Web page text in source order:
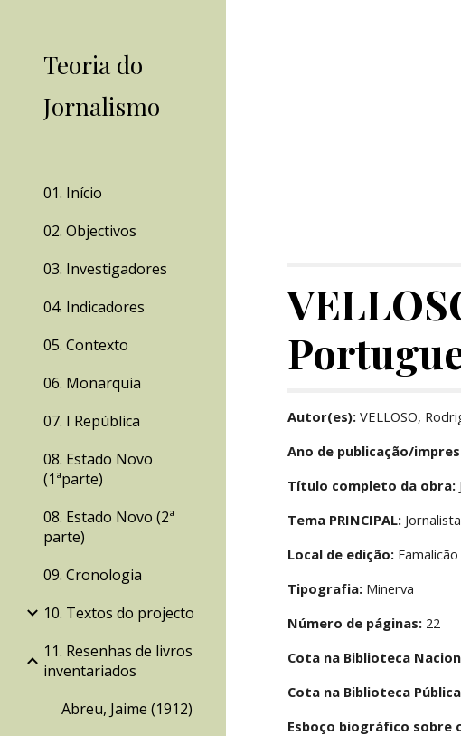
Teoria do
Jornalismo
01. Início
02. Objectivos
03. Investigadores
04. Indicadores
05. Contexto
06. Monarquia
07. I República
08. Estado Novo
(1ªparte)
08. Estado Novo (2ª
parte)
09. Cronologia
10. Textos do projecto
11. Resenhas de livros
inventariados
Abreu, Jaime (1912)
Autor(es): VELLOSO,
Ano de publicação/
Título completo da obra:
Tema PRINCIPAL:
Local de edição: Famalicão
Tipografia: Minerva
Número de páginas: 22
Cota na Biblioteca
Cota na Biblioteca
Esboço biográfico sobre